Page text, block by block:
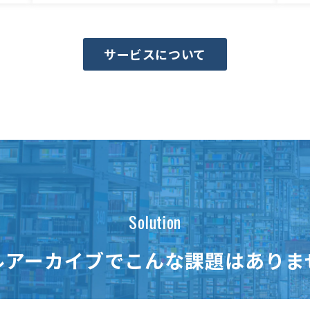
サービスについて
Solution
ーカイブでこんな課題はあり